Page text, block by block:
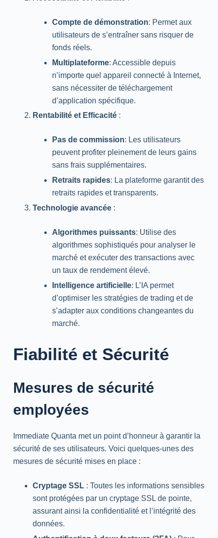
Compte de démonstration: Permet aux
utilisateurs de s’entraîner sans risquer de
fonds réels.
Multiplateforme: Accessible depuis
n’importe quel appareil connecté à Internet,
sans nécessiter de téléchargement
d’application spécifique.
Rentabilité et Efficacité:
Pas de commission: Les utilisateurs
peuvent profiter pleinement de leurs gains
sans frais supplémentaires.
Retraits rapides: La plateforme garantit des
retraits rapides et transparents.
Technologie avancée:
Algorithmes puissants: Utilise des
algorithmes sophistiqués pour analyser le
marché et exécuter des transactions avec
un taux de rendement élevé.
Intelligence artificielle: L’IA permet
d’optimiser les stratégies de trading et de
s’adapter aux conditions changeantes du
marché.
Fiabilité et Sécurité
Mesures de sécurité
employées
Immediate Quanta met un point d’honneur à garantir la
sécurité de ses utilisateurs. Voici quelques-unes des
mesures de sécurité mises en place :
Cryptage SSL: Toutes les informations sensibles
sont protégées par un cryptage SSL de pointe,
assurant ainsi la confidentialité et l’intégrité des
données.